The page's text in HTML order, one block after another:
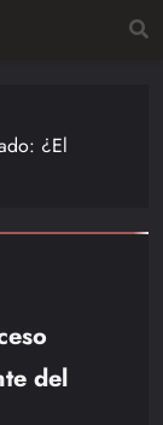
¿El
del